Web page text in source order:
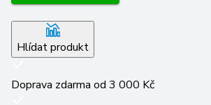
Hlídat produkt
Doprava zdarma od 3 000 Kč